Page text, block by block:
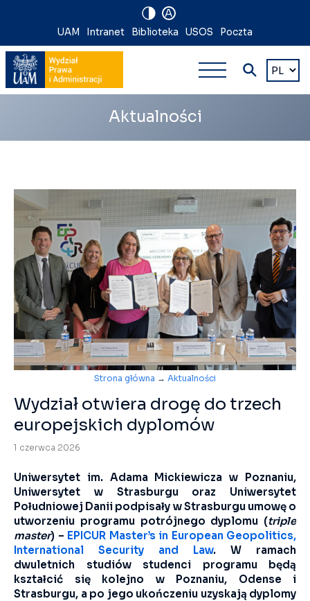
A
Nawigacja
na
skróty
UAM Intranet Biblioteka USOS Poczta
główna
Wybierz
język
Aktualności
Strona główna → Aktualności
Wydział otwiera drogę do trzech
europejskich dyplomów
1 czerwca 2026
Uniwersytet im. Adama Mickiewicza w Poznaniu,
Uniwersytet w Strasburgu oraz Uniwersytet
Południowej Danii podpisały w Strasburgu umowę o
utworzeniu programu potrójnego dyplomu (triple
master) – EPICUR Master’s in European Geopolitics,
International Security and Law. W ramach
dwuletnich studiów studenci programu będą
kształcić się kolejno w Poznaniu, Odense i
Strasburgu, a po jego ukończeniu uzyskają dyplomy